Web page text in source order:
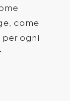
come
ogni